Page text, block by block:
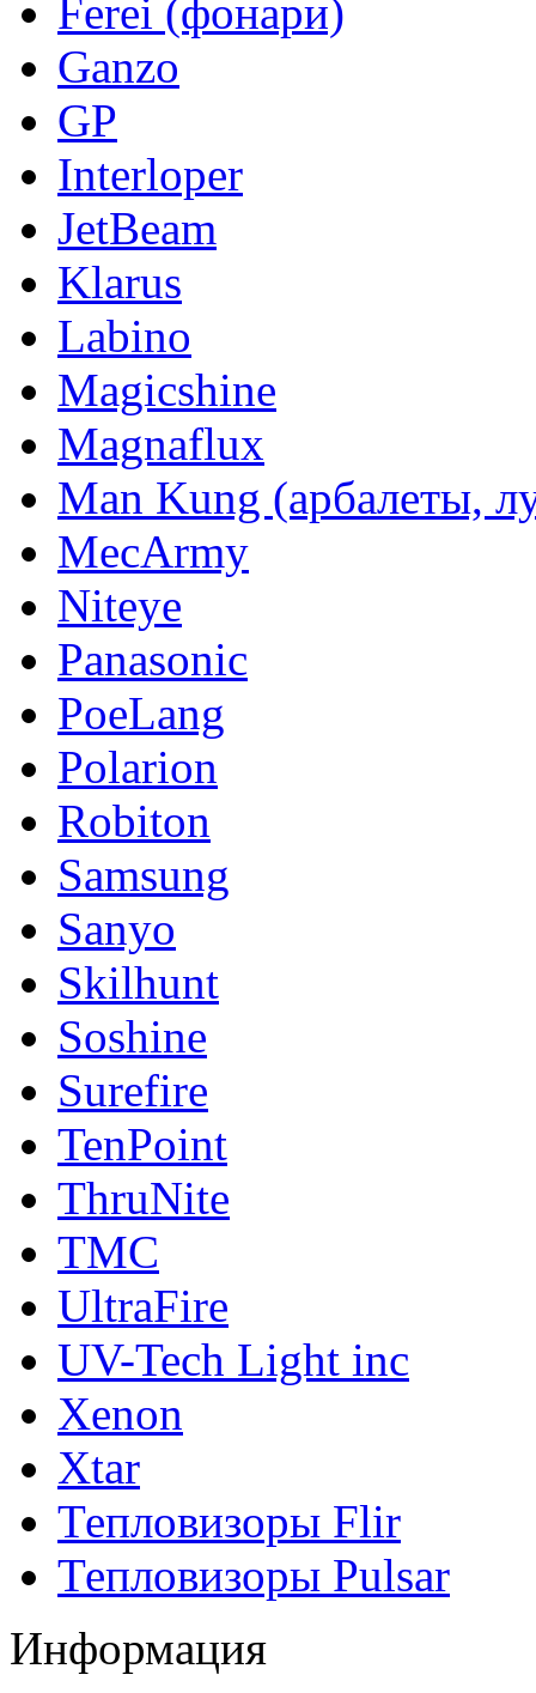
Ferei (фонари)
Ganzo
GP
Interloper
JetBeam
Klarus
Labino
Magicshine
Magnaflux
Man Kung (арбалеты,
MecArmy
Niteye
Panasonic
PoeLang
Polarion
Robiton
Samsung
Sanyo
Skilhunt
Soshine
Surefire
TenPoint
ThruNite
TMC
UltraFire
UV-Tech Light inc
Xenon
Xtar
Тепловизоры Flir
Тепловизоры Pulsar
Информация